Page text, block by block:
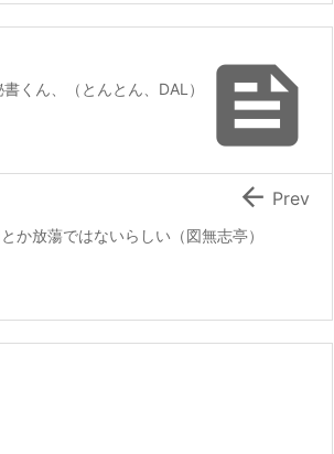

くん、（とんとん、DAL）
か放蕩ではないらしい（図無志亭）
 Prev